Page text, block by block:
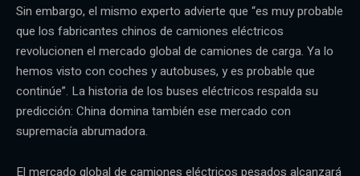
Sin embargo, el mismo experto advierte que “es muy probable
que los fabricantes chinos de camiones eléctricos
revolucionen el mercado global de camiones de carga. Ya lo
hemos visto con coches y autobuses, y es probable que
continúe”. La historia de los buses eléctricos respalda su
predicción: China domina también ese mercado con
supremacía abrumadora.
El mercado global de camiones eléctricos pesados alcanzará